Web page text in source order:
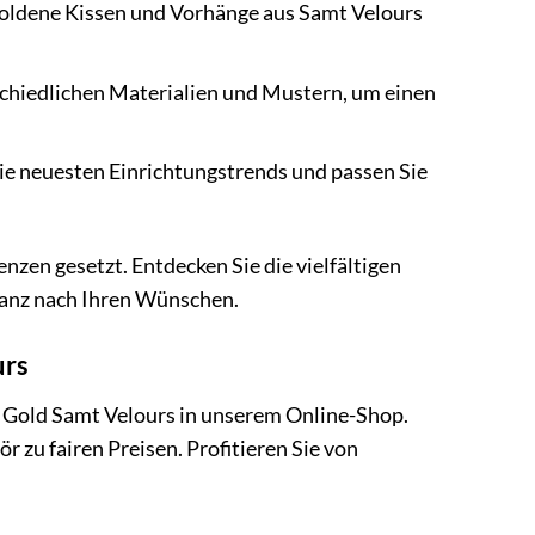
Kissen und Vorhänge aus Samt Velours
Materialien und Mustern, um einen
neuesten Einrichtungstrends und passen Sie
gesetzt. Entdecken Sie die vielfältigen
nach Ihren Wünschen.
Samt Velours in unserem Online-Shop.
zu fairen Preisen. Profitieren Sie von